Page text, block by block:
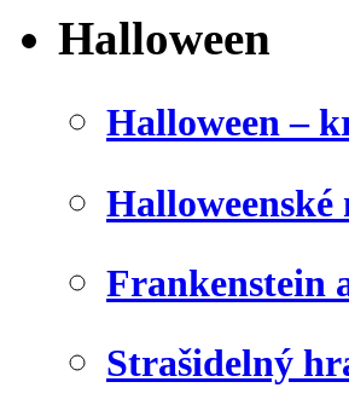
Halloween
Halloween –
Halloweenské
Frankenstein
Strašidelný